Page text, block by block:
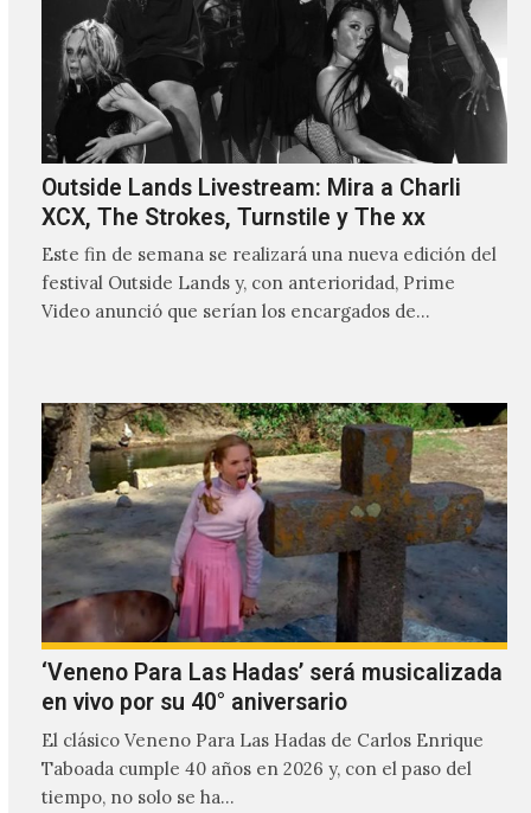
Outside Lands Livestream: Mira a Charli
XCX, The Strokes, Turnstile y The xx
Este fin de semana se realizará una nueva edición del
festival Outside Lands y, con anterioridad, Prime
Video anunció que serían los encargados de
‘Veneno Para Las Hadas’ será musicalizada
en vivo por su 40° aniversario
El clásico Veneno Para Las Hadas de Carlos Enrique
Taboada cumple 40 años en 2026 y, con el paso del
tiempo, no solo se ha…